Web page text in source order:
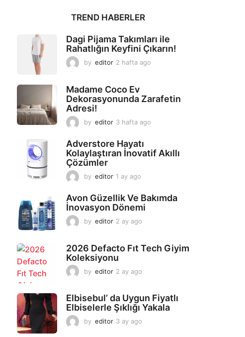
TREND HABERLER
Dagi Pijama Takımları ile
Rahatlığın Keyfini Çıkarın!
by editor 2 hafta ago
g
Madame Coco Ev
Dekorasyonunda Zarafetin
Adresi!
by editor 3 hafta ago
a
Adverstore Hayatı
Kolaylaştıran İnovatif Akıllı
Çözümler
by editor 1 ay ago
y
a
o
Avon Güzellik Ve Bakımda
İnovasyon Dönemi
by editor 2 ay ago
2026 Defacto Fıt Tech Giyim
Koleksiyonu
by editor 2 ay ago
a
g
Elbisebul’ da Uygun Fiyatlı
Elbiselerle Şıklığı Yakala
by editor 3 ay ago